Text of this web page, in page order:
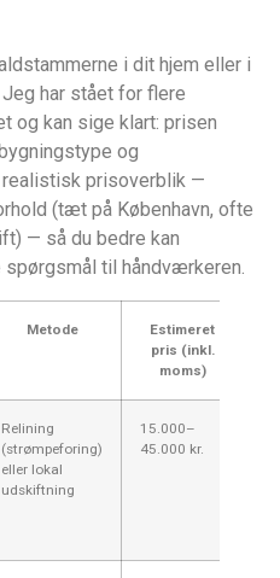
i dit hjem eller i
har stået for flere
og kan sige klart: prisen
og
realistisk prisoverblik —
(tæt på København, ofte
— så du bedre kan
til håndværkeren.
Metode
Estimeret
pris (inkl.
moms)
Relining
(strømpeforing)
eller lokal
udskiftning
15.000–
45.000 kr.